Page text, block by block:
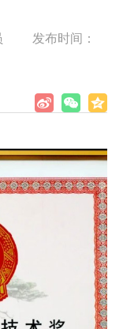
发布时间：